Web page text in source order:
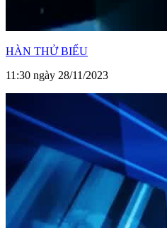
HÀN THỬ BIỂU
11:30 ngày 28/11/2023